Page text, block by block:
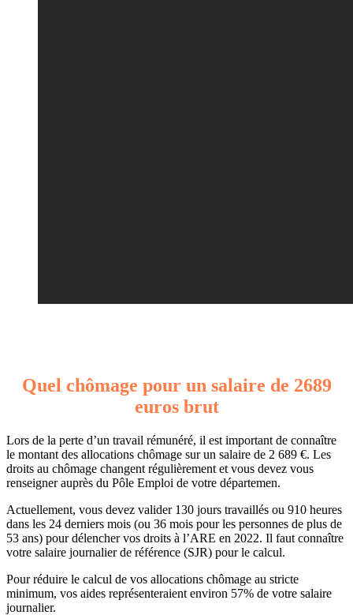
Quel chômage pour un salaire de 2689
euros brut
Lors de la perte d’un travail rémunéré, il est important de connaître
le montant des allocations chômage sur un salaire de 2 689 €. Les
droits au chômage changent régulièrement et vous devez vous
renseigner auprès du Pôle Emploi de votre départemen.
Actuellement, vous devez valider 130 jours travaillés ou 910 heures
dans les 24 derniers mois (ou 36 mois pour les personnes de plus de
53 ans) pour délencher vos droits à l’ARE en 2022. Il faut connaître
votre salaire journalier de référence (SJR) pour le calcul.
Pour réduire le calcul de vos allocations chômage au stricte
minimum, vos aides représenteraient environ 57% de votre salaire
journalier.